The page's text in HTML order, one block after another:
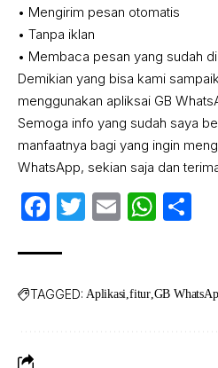
• Mengirim pesan otomatis
• Tanpa iklan
• Membaca pesan yang sudah
Demikian yang bisa kami
menggunakan apliksai GB
Semoga info yang sudah saya
manfaatnya bagi yang ingin
WhatsApp, sekian saja dan
Facebook
Twitter
Email
TAGGED: Aplikasi fitur GB